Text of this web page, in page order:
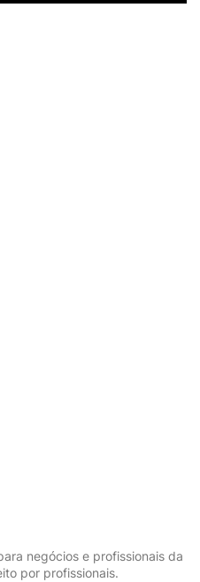
negócios e profissionais da
por profissionais.